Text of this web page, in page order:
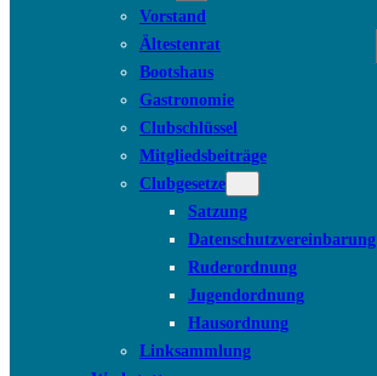
Vorstand
Ältestenrat
Bootshaus
Gastronomie
Clubschlüssel
Mitgliedsbeiträge
Clubgesetze
Satzung
Datenschutzvereinbarung
Ruderordnung
Jugendordnung
Hausordnung
Linksammlung